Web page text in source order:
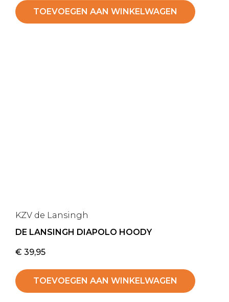
TOEVOEGEN AAN WINKELWAGEN
KZV de Lansingh
DE LANSINGH DIAPOLO HOODY
€ 39,95
TOEVOEGEN AAN WINKELWAGEN